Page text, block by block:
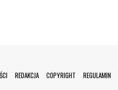
REDAKCJA COPYRIGHT REGULAMIN